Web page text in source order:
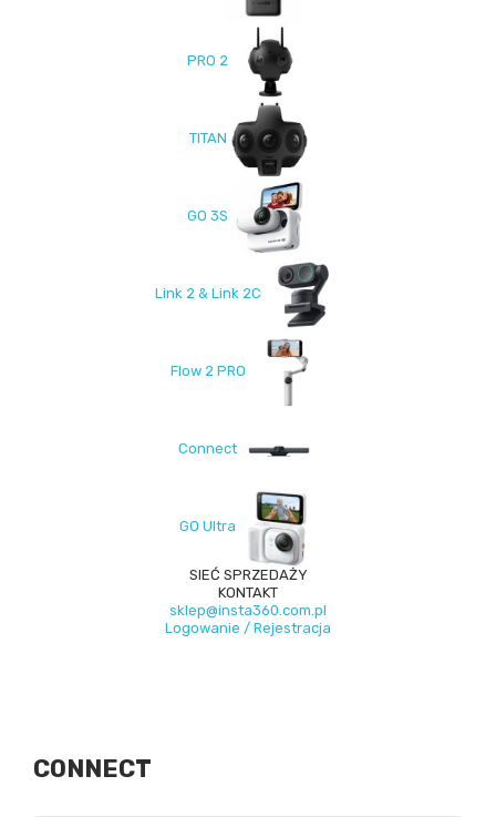
PRO 2
TITAN
GO 3S
Link 2 & Link 2C
Flow 2 PRO
Connect
GO Ultra
SIEĆ SPRZEDAŻY
KONTAKT
sklep@insta360.com.pl
Logowanie / Rejestracja
CONNECT